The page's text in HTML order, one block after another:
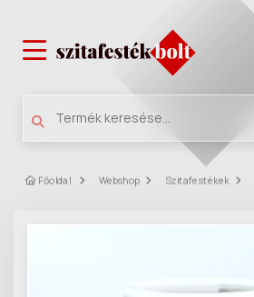
Főoldal Webshop Szitafestékek